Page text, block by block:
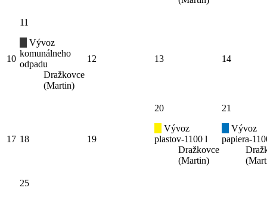
10
11
Vývoz
komunálneho
odpadu
Dražkovce
(Martin)
12 13 14
17 18 19
20
Vývoz
plastov-1100 l
Dražkovce
(Martin)
21
Vývoz
papiera-
25